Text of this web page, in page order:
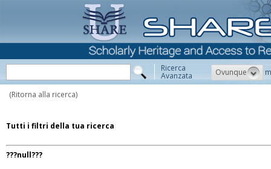
Ricerca
Avanzata Ovunque
(Ritorna alla ricerca)
Tutti i filtri della tua ricerca
???null???